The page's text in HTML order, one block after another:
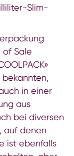
Slim-
of Sale
in einer
aus
bei diversen
auf denen
ist ebenfalls